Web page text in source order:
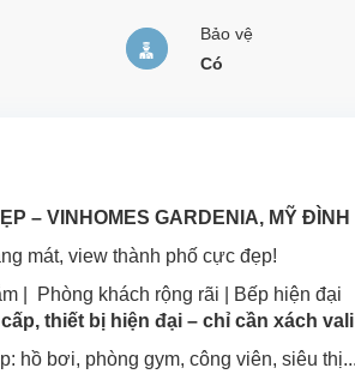
Bảo vệ
Có
– VINHOMES GARDENIA, MỸ ĐÌNH
mát, view thành phố cực đẹp!
| Phòng khách rộng rãi | Bếp hiện đại
thiết bị hiện đại – chỉ cần xách
hồ bơi, phòng gym, công viên, siêu